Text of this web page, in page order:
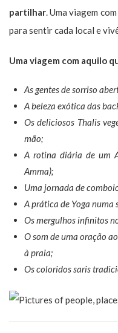
partilhar. Uma viagem
para sentir cada local e
Uma viagem com aquilo
As gentes de sorriso
A beleza exótica das
Os deliciosos Thalis
mão;
A rotina diária de um
Amma);
Uma jornada de
A prática de Yoga
Os mergulhos infinitos
O som de uma oração
à praia;
Os coloridos saris